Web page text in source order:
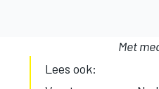
Met
Lees ook: